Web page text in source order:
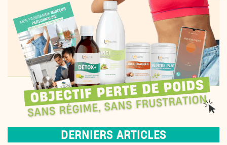
DERNIERS ARTICLES